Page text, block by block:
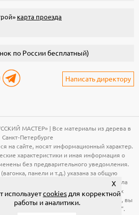
карта проезда
по России бесплатный)
Написать директору
МАСТЕР» | Все материалы из дерева в
Санкт-Петербурге
на сайте, носят информационный характер.
характеристики и иная информация о
без предварительного уведомления.
панели и т.д.) указана за общую
необходимого количества материала
поверхности. Для получения подробных
на сайте, в том числе об их стоимости, вы
указанным в разделе "Контакты".
X
используетcookies для корректной
работы и аналитики.